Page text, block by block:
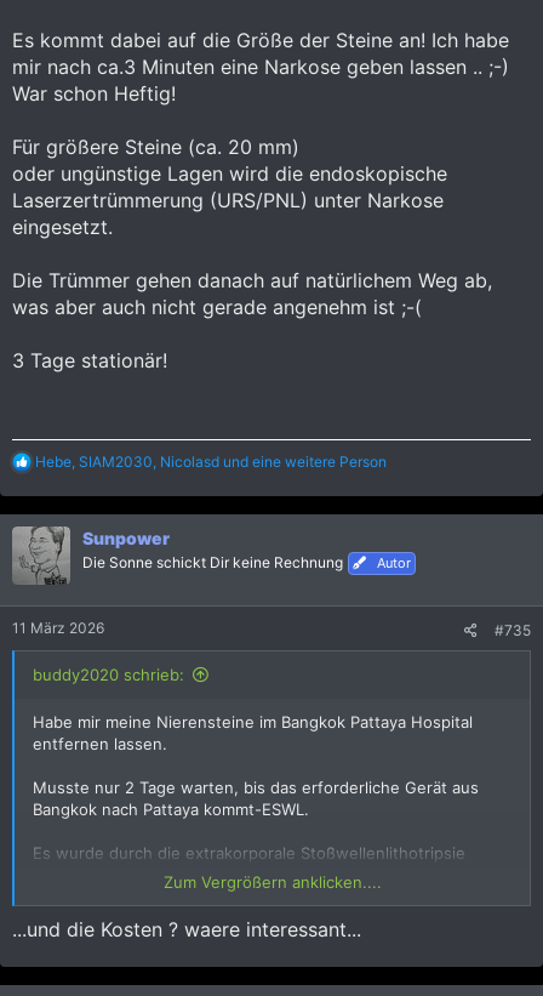
Es kommt dabei auf die Größe der Steine an! Ich habe
mir nach ca.3 Minuten eine Narkose geben lassen .. ;-)
War schon Heftig!
Für größere Steine (ca. 20 mm)
oder ungünstige Lagen wird die endoskopische
Laserzertrümmerung (URS/PNL) unter Narkose
eingesetzt.
Die Trümmer gehen danach auf natürlichem Weg ab,
was aber auch nicht gerade angenehm ist ;-(
3 Tage stationär!
R
a
k
t
i
o
n
:
Hebe SIAM2030 Nicolasd und eine weitere Person
Sunpower
Die Sonne schickt Dir keine Rechnung Autor
11 März 2026 #735
buddy2020 schrieb:
Habe mir meine Nierensteine im Bangkok Pattaya Hospital
entfernen lassen.
Musste nur 2 Tage warten, bis das erforderliche Gerät aus
Bangkok nach Pattaya kommt-ESWL.
Es wurde durch die extrakorporale Stoßwellenlithotripsie
(ESWL) berührungslos von außen mittels Schallwellen
zertrümmert, was oft ambulant und ohne Narkose erfolgt.
Es kommt dabei auf die Größe der Steine an! Ich habe mir nach
Heftig!
Zum Vergrößern anklicken....
...und die Kosten ? waere interessant...